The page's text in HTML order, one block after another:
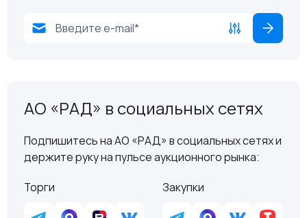
АО «РАД» в социальных сетях
Подпишитесь на АО «РАД» в социальных сетях и
держите руку на пульсе аукционного рынка:
Торги
Закупки